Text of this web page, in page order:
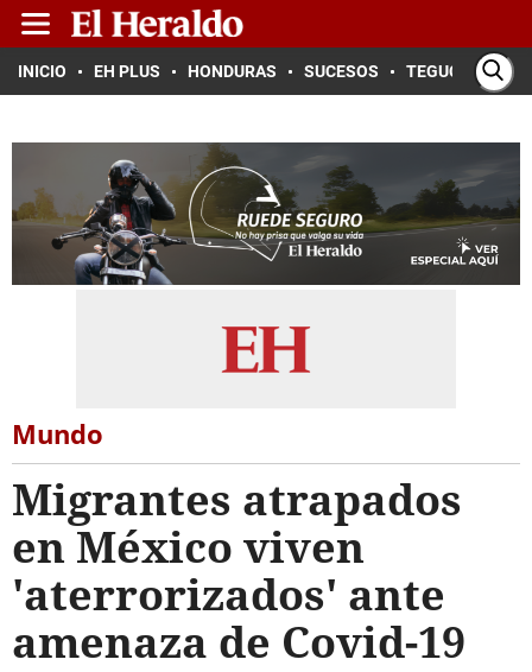
INICIO EH PLUS HONDURAS SUCESOS TEGUCIGALPA
Mundo
Migrantes atrapados
en México viven
'aterrorizados' ante
amenaza de Covid-19